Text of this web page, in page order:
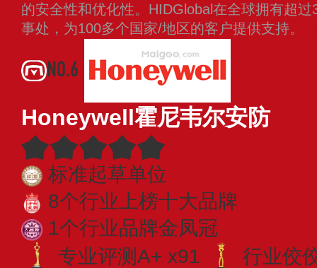
的安全性和优化性。HIDGlobal在全球拥有超
事处，为100多个国家/地区的客户提供支持。
NO.6
Honeywell霍尼韦尔安防
标准起草单位
8个行业上榜十大品牌
1个行业品牌金凤冠
专业评测A+ x91
行业佼